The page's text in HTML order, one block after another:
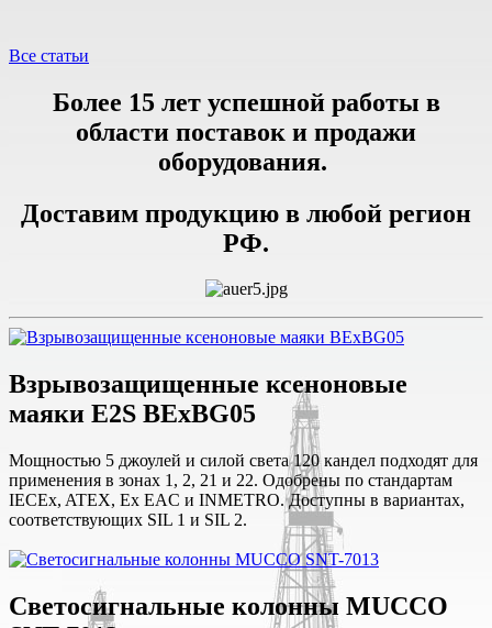
Все статьи
Более 15 лет успешной работы в
области поставок и продажи
оборудования.
Доставим продукцию в любой регион
РФ.
Взрывозащищенные ксеноновые
маяки E2S BExBG05
Мощностью 5 джоулей и силой света 120 кандел подходят для
применения в зонах 1, 2, 21 и 22. Одобрены по стандартам
IECEx, ATEX, Ex EAC и INMETRO. Доступны в вариантах,
соответствующих SIL 1 и SIL 2.
Светосигнальные колонны MUCCO